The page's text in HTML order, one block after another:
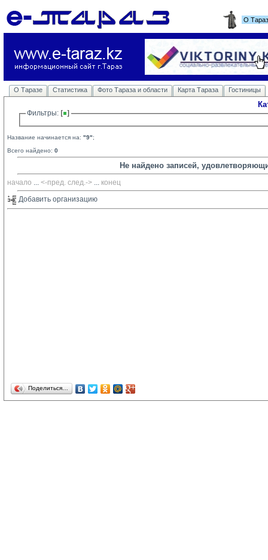
О
О Таразе Статистика Фото Тараза и области Карта Тараза Гостиницы
Фильтры:
Название начинается на: "9";
Всего найдено: 0
Не найдено записей,
начало ... <-пред. след.-> ... конец
Добавить организацию
Поделиться…